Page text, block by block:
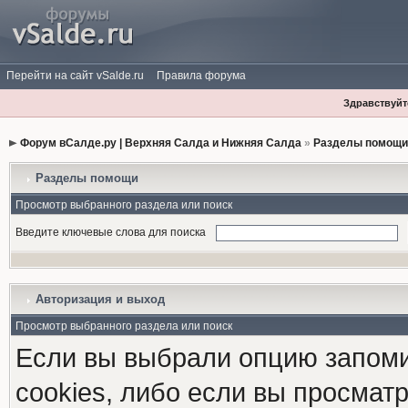
Перейти на сайт vSalde.ru Правила форума
Форум вСалде.ру | Верхняя Салда и Нижняя Салда» Разделы
Разделы помощи
Просмотр выбранного раздела или поиск
Введите ключевые слова для поиска
Авторизация и выход
Просмотр выбранного раздела или поиск
Если вы выбрали опцию
cookies, либо если вы